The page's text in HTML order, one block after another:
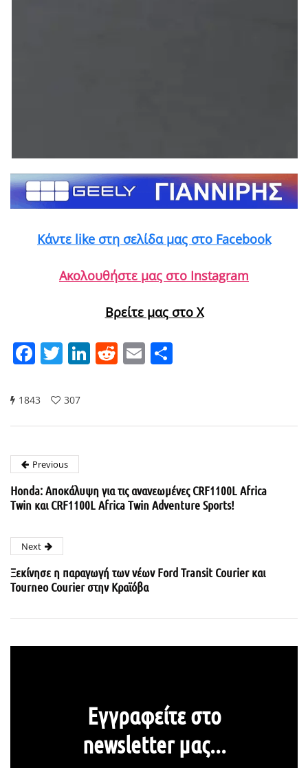
Κάντε like στη σελίδα μας στο Facebook
Ακολουθήστε μας στο Instagram
Βρείτε μας στο X
Facebook
Twitter
LinkedIn
Reddit
Email
1843 307
Previous
Honda: Αποκάλυψη για τις ανανεωμένες CRF1100L Africa
Twin και CRF1100L Africa Twin Adventure Sports!
Next
Ξεκίνησε η παραγωγή των νέων Ford Transit Courier και
Tourneo Courier στην Κραϊόβα
Εγγραφείτε στο
newsletter μας...